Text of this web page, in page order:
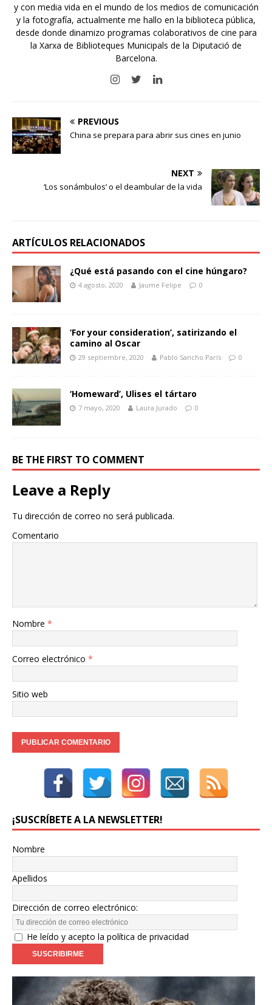
y con media vida en el mundo de los medios de comunicación
y la fotografía, actualmente me hallo en la biblioteca pública,
desde donde dinamizo programas colaborativos de cine para
la Xarxa de Biblioteques Municipals de la Diputació de
Barcelona.
PREVIOUS
China se prepara para abrir sus cines en junio
NEXT
‘Los sonámbulos’ o el deambular de la vida
ARTÍCULOS RELACIONADOS
¿Qué está pasando con el cine húngaro?
4 agosto, 2020 Jaume Felipe 0
‘For your consideration’, satirizando el
camino al Oscar
29 septiembre, 2020 Pablo Sancho París 0
‘Homeward’, Ulises el tártaro
7 mayo, 2020 Laura Jurado 0
BE THE FIRST TO COMMENT
Leave a Reply
Tu dirección de correo no será publicada.
Comentario
Nombre *
Correo electrónico *
Sitio web
¡SUSCRÍBETE A LA NEWSLETTER!
Nombre
Apellidos
Dirección de correo electrónico:
He leído y acepto la política de privacidad